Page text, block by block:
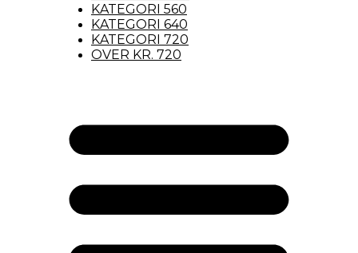
KATEGORI 560
KATEGORI 640
KATEGORI 720
OVER KR. 720